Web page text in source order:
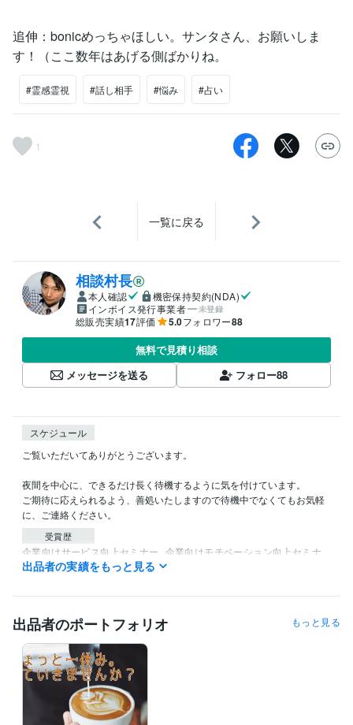
追伸：bonicめっちゃほしい。サンタさん、お願いしま
す！（ここ数年はあげる側ばかりね。
#霊感霊視 #話し相手 #悩み #占い
1
一覧に戻る
相談村長
本人確認
機密保持契約(NDA)
インボイス発行事業者
未登録
総販売実績17評価 5.0フォロワー88
無料で見積り相談
メッセージを送る
フォロー88
スケジュール
ご覧いただいてありがとうございます。
夜間を中心に、できるだけ長く待機するように気を付けています。
ご期待に応えられるよう、善処いたしますので待機中でなくてもお気軽
に、ご連絡ください。
受賞歴
企業向けサービス向上セミナー 企業向けモチベーション向上セミナ
ー 社内報・業界紙向けコラム等提供
法務博士 取得年 : 2015年
得意分野
悩み相談・カウンセリング
恋愛 悩み 話し相手
出品者の実績をもっと見る
出品者のポートフォリオ もっと見る